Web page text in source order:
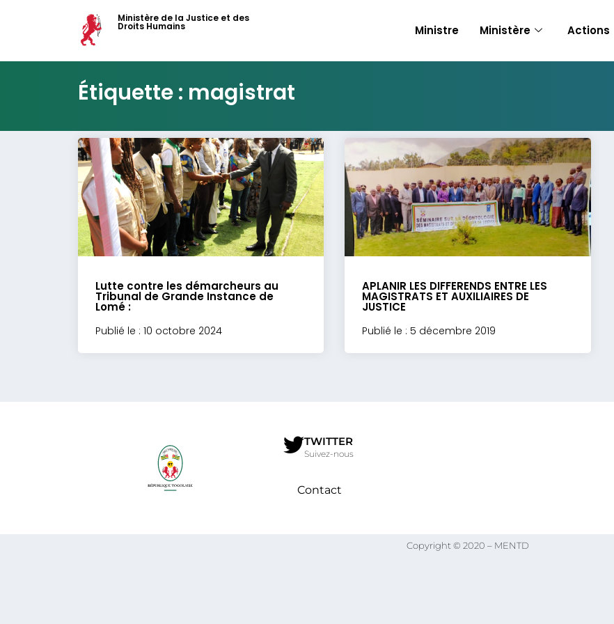
Ministère de la Justice et des
Droits Humains Ministre Ministère Actions
Étiquette : magistrat
Lutte contre les démarcheurs au
Tribunal de Grande Instance de
Lomé :
Publié le : 10 octobre 2024
APLANIR LES DIFFERENDS ENTRE LES
MAGISTRATS ET AUXILIAIRES DE
JUSTICE
Publié le : 5 décembre 2019
TWITTER
Suivez-nous
Contact
Copyright © 2020 – MENTD